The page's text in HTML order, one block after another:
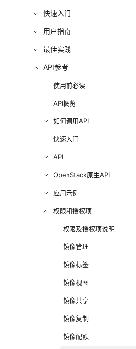
快速入门
用户指南
最佳实践
API参考
使用前必读
API概览
如何调用API
快速入门
API
OpenStack原生API
应用示例
权限和授权项
权限及授权项说明
镜像管理
镜像标签
镜像视图
镜像共享
镜像复制
镜像配额